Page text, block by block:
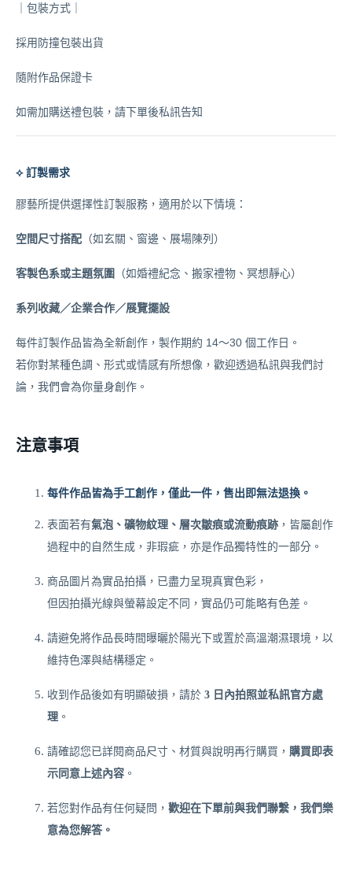
｜包裝方式｜
採用防撞包裝出貨
隨附作品保證卡
如需加購送禮包裝，請下單後私訊告知
⟡ 訂製需求
膠藝所提供選擇性訂製服務，適用於以下情境：
空間尺寸搭配 （如玄關、窗邊、展場陳列）
客製色系或主題氛圍 （如婚禮紀念、搬家禮物、冥想靜心）
系列收藏／企業合作／展覽擺設
每件訂製作品皆為全新創作，製作期約 14～30 個工作日。
若你對某種色調、形式或情感有所想像，歡迎透過私訊與我們討
論，我們會為你量身創作。
注意事項
每件作品皆為手工創作，僅此一件，售出即無法退換。
表面若有氣泡、礦物紋理、層次皺痕或流動痕跡 ，皆屬創作
過程中的自然生成，非瑕疵，亦是作品獨特性的一部分。
商品圖片為實品拍攝，已盡力呈現真實色彩，
但因拍攝光線與螢幕設定不同，實品仍可能略有色差。
請避免將作品長時間曝曬於陽光下或置於高溫潮濕環境，以
維持色澤與結構穩定。
收到作品後如有明顯破損，請於 3 日內拍照並私訊官方處
理 。
請確認您已詳閱商品尺寸、材質與說明再行購買， 購買即表
示同意上述內容 。
若您對作品有任何疑問， 歡迎在下單前與我們聯繫，我們樂
意為您解答。